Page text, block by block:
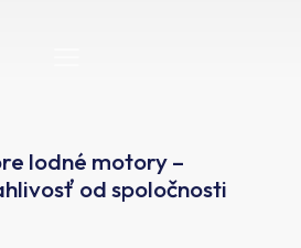
lodné motory –
od spoločnosti